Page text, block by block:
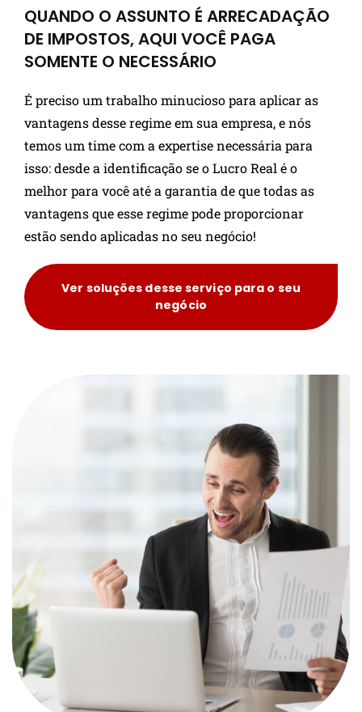
QUANDO O ASSUNTO É ARRECADAÇÃO
DE IMPOSTOS, AQUI VOCÊ PAGA
SOMENTE O NECESSÁRIO
É preciso um trabalho minucioso para aplicar as
vantagens desse regime em sua empresa, e nós
temos um time com a expertise necessária para
isso: desde a identificação se o Lucro Real é o
melhor para você até a garantia de que todas as
vantagens que esse regime pode proporcionar
estão sendo aplicadas no seu negócio!
Ver soluções desse serviço para o seu
negócio